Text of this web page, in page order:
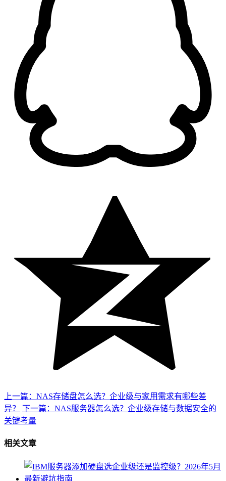
上一篇：NAS存储盘怎么选？企业级与家用需求有哪些差
异？
下一篇：NAS服务器怎么选？企业级存储与数据安全的
关键考量
相关文章